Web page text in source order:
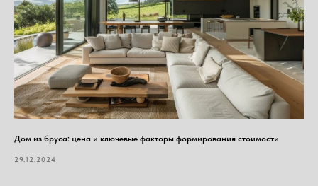
Дом из бруса: цена и ключевые факторы формирования стоимости
29.12.2024